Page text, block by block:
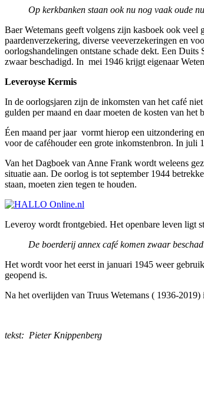
Op kerkbanken staan ook nu nog vaak oude
Baer Wetemans geeft volgens zijn kasboek ook
paardenverzekering, diverse veeverzekeringen en
oorlogshandelingen ontstane schade dekt. Een
zwaar beschadigd. In mei 1946 krijgt eigenaar
Leveroyse Kermis
In de oorlogsjaren zijn de inkomsten van het café
gulden per maand en daar moeten de kosten van het
Éen maand per jaar vormt hierop een uitzondering
voor de caféhouder een grote inkomstenbron. In juli
Van het Dagboek van Anne Frank wordt weleens
situatie aan. De oorlog is tot september 1944
staan, moeten zien tegen te houden.
Leveroy wordt frontgebied. Het openbare leven ligt
De boerderij annex café komen zwaar
Het wordt voor het eerst in januari 1945 weer
geopend is.
Na het overlijden van Truus Wetemans ( 1936-
tekst: Pieter Knippenberg